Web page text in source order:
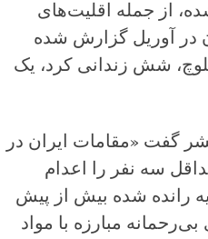
از جمله اقلیت‌های
که اعدامشان در آوریل گزارش شده
زن، چهار شهروند افغانستان، ۳۶ بلوچ، شش زندانی کرد، یک
گفت «مقامات ایران در
روزانه حداقل سه نفر را اعدام
رانده شده بیش از پیش
مبارزه با مواد